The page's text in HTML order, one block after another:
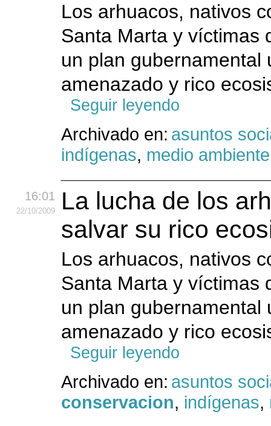
Los arhuacos, nativos
Santa Marta y víctimas
un plan gubernamental
amenazado y rico
Seguir leyendo
Archivado en: asuntos
indígenas, medio ambiente
16:01
22/10/2009
La lucha de los
salvar su rico
Los arhuacos, nativos
Santa Marta y víctimas
un plan gubernamental
amenazado y rico
Seguir leyendo
Archivado en: asuntos
conservacion, indígenas,